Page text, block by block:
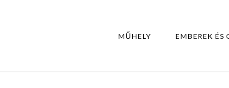
MŰHELY EMBEREK ÉS